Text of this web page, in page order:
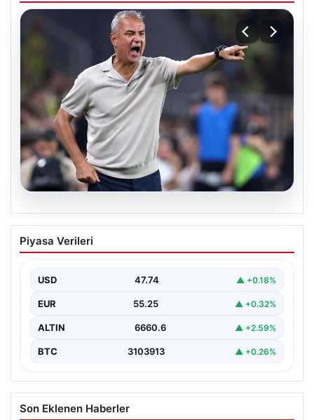
08.08.2026
Bu karara şaştı kaldı! İsmail Kartal’dan
talimat: Yıldız isme kapıyı gösterdi
Kartal'dan Kritik Talimat ve Transfer Hamleleri",
"content": "Fenerbahçe,…
Piyasa Verileri
USD 47.74 ▲ +0.18%
EUR 55.25 ▲ +0.32%
ALTIN 6660.6 ▲ +2.59%
BTC 3103913 ▲ +0.26%
Son Eklenen Haberler